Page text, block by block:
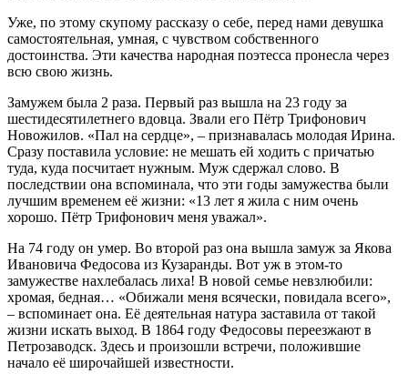
Уже, по этому скупому рассказу о себе, перед нами девушка
самостоятельная, умная, с чувством собственного
достоинства. Эти качества народная поэтесса пронесла через
всю свою жизнь.
Замужем была 2 раза. Первый раз вышла на 23 году за
шестидесятилетнего вдовца. Звали его Пётр Трифонович
Новожилов. «Пал на сердце», – признавалась молодая Ирина.
Сразу поставила условие: не мешать ей ходить с причатью
туда, куда посчитает нужным. Муж сдержал слово. В
последствии она вспоминала, что эти годы замужества были
лучшим временем её жизни: «13 лет я жила с ним очень
хорошо. Пётр Трифонович меня уважал».
На 74 году он умер. Во второй раз она вышла замуж за Якова
Ивановича Федосова из Кузаранды. Вот уж в этом-то
замужестве нахлебалась лиха! В новой семье невзлюбили:
хромая, бедная… «Обижали меня всячески, повидала всего»,
– вспоминает она. Её деятельная натура заставила от такой
жизни искать выход. В 1864 году Федосовы переезжают в
Петрозаводск. Здесь и произошли встречи, положившие
начало её широчайшей известности.